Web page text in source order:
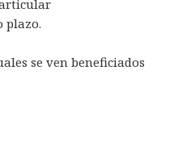
plazo.
se ven beneficiados